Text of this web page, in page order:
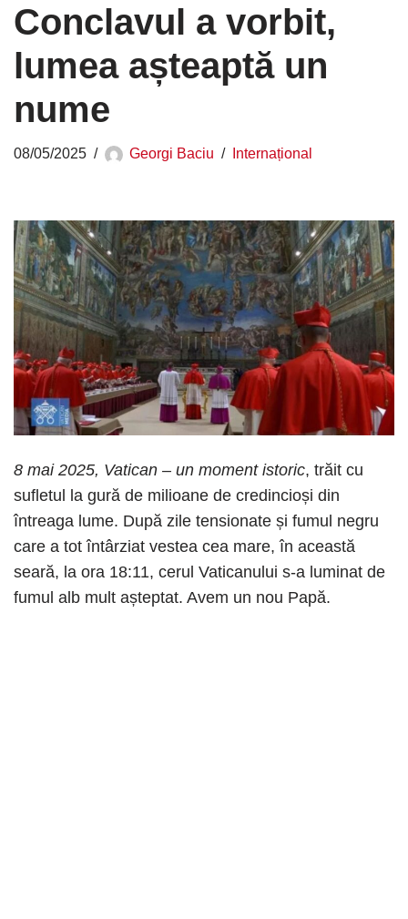
Conclavul a vorbit,
lumea așteaptă un
nume
08/05/2025 Georgi Baciu Internațional
8 mai 2025, Vatican – un moment istoric, trăit cu
sufletul la gură de milioane de credincioși din
întreaga lume. După zile tensionate și fumul negru
care a tot întârziat vestea cea mare, în această
seară, la ora 18:11, cerul Vaticanului s-a luminat de
fumul alb mult așteptat. Avem un nou Papă.